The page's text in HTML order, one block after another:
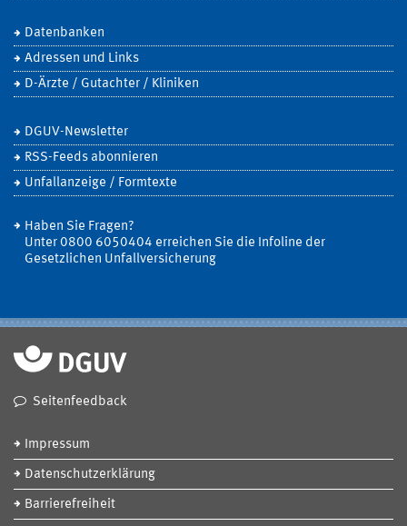
Datenbanken
Adressen und Links
D-Ärzte / Gutachter / Kliniken
DGUV-Newsletter
RSS-Feeds abonnieren
Unfallanzeige / Formtexte
Haben Sie Fragen?
Unter 0800 6050404 erreichen Sie die Infoline der
Gesetzlichen Unfallversicherung
Seitenfeedback
Impressum
Datenschutzerklärung
Barrierefreiheit